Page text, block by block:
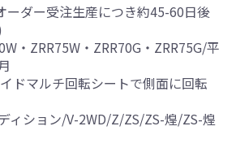
ダー受注生産につき約45-60日後
・ZRR75W・ZRR70G・ZRR75G/平
ドマルチ回転シートで側面に回転
ィション/V-2WD/Z/ZS/ZS-煌/ZS-煌